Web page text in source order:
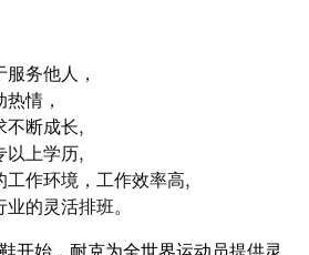
务他人，
情，
不断成长,
以上学历,
工作环境，工作效率高,
的灵活排班。